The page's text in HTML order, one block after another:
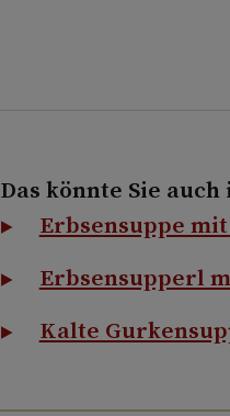
Das könnte Sie
Erbsensuppe
Erbsensupperl
Kalte